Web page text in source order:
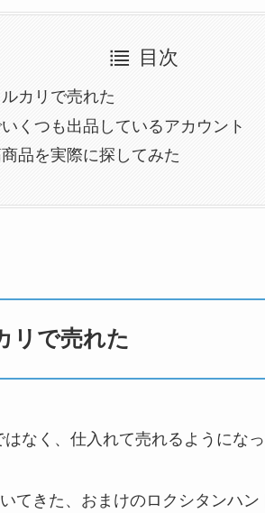
目次
カリで売れた
くつも出品しているアカウント
品を実際に探してみた
リで売れた
なく、仕入れて売れるようにな
てきた、おまけのロクシタンハン